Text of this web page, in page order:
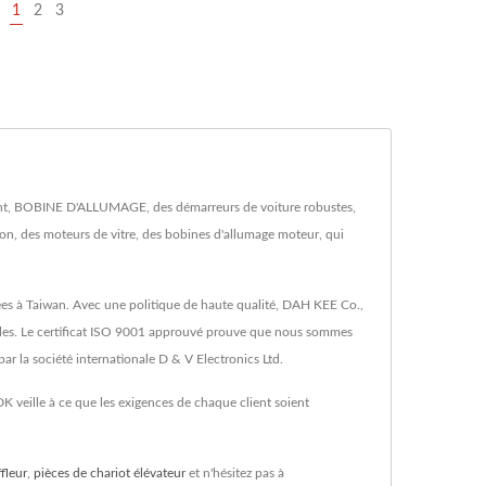
1 2 3
D'ALLUMAGE, des démarreurs de voiture robustes,
des moteurs de vitre, des bobines d'allumage moteur, qui
à Taiwan. Avec une politique de haute qualité, DAH KEE Co.,
Le certificat ISO 9001 approuvé prouve que nous sommes
la société internationale D & V Electronics Ltd.
veille à ce que les exigences de chaque client soient
, pièces de chariot élévateuret n'hésitez pas à